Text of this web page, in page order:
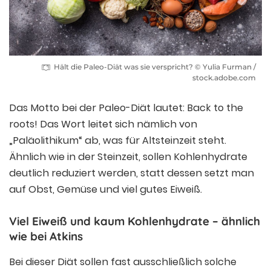
Hält die Paleo-Diät was sie verspricht? © Yulia Furman /
stock.adobe.com
Das Motto bei der Paleo-Diät lautet: Back to the
roots! Das Wort leitet sich nämlich von
„Paläolithikum“ ab, was für Altsteinzeit steht.
Ähnlich wie in der Steinzeit, sollen Kohlenhydrate
deutlich reduziert werden, statt dessen setzt man
auf Obst, Gemüse und viel gutes Eiweiß.
Viel Eiweiß und kaum Kohlenhydrate – ähnlich
wie bei Atkins
Bei dieser Diät sollen fast ausschließlich solche